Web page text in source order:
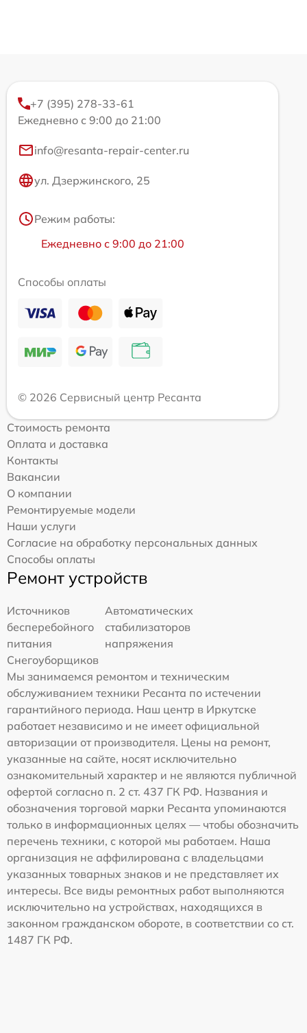
+7 (395) 278-33-61
Ежедневно с 9:00 до 21:00
info@resanta-repair-center.ru
ул. Дзержинского, 25
Режим работы:
Ежедневно с 9:00 до 21:00
Способы оплаты
© 2026 Сервисный центр Ресанта
Стоимость ремонта
Оплата и доставка
Контакты
Вакансии
О компании
Ремонтируемые модели
Наши услуги
Согласие на обработку персональных данных
Способы оплаты
Ремонт устройств
Источников
бесперебойного
питания
Автоматических
стабилизаторов
напряжения
Снегоуборщиков
Мы занимаемся ремонтом и техническим
обслуживанием техники Ресанта по истечении
гарантийного периода. Наш центр в Иркутске
работает независимо и не имеет официальной
авторизации от производителя. Цены на ремонт,
указанные на сайте, носят исключительно
ознакомительный характер и не являются публичной
офертой согласно п. 2 ст. 437 ГК РФ. Названия и
обозначения торговой марки Ресанта упоминаются
только в информационных целях — чтобы обозначить
перечень техники, с которой мы работаем. Наша
организация не аффилирована с владельцами
указанных товарных знаков и не представляет их
интересы. Все виды ремонтных работ выполняются
исключительно на устройствах, находящихся в
законном гражданском обороте, в соответствии со ст.
1487 ГК РФ.